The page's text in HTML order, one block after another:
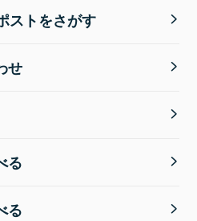
ストをさがす
せ
る
る